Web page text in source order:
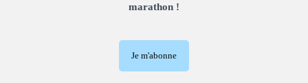
marathon !
Je m'abonne